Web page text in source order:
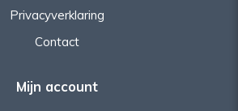
Privacyverklaring
Contact
Mijn account